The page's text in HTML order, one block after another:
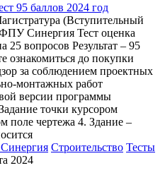
95 баллов 2024 год
(Вступительный
Синергия Тест оценка
вопросов Результат – 95
ознакомиться до покупки
за соблюдением проектных
монтажных работ
версии программы
точки курсором
поле чертежа 4. Здание –
Строительство Тесты
2024